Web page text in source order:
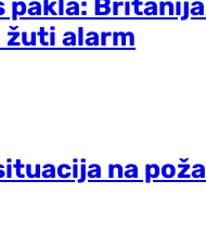
pakla:
alarm
na